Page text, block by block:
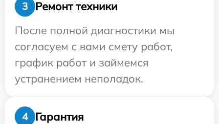
3
Ремонт техники
После полной диагностики мы
согласуем с вами смету работ,
график работ и займемся
устранением неполадок.
4
Гарантия